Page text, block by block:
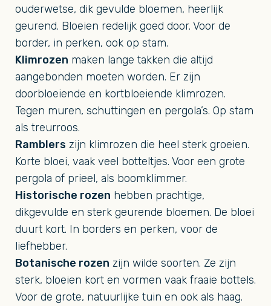
ouderwetse, dik gevulde bloemen, heerlijk
geurend. Bloeien redelijk goed door. Voor de
border, in perken, ook op stam.
Klimrozen maken lange takken die altijd
aangebonden moeten worden. Er zijn
doorbloeiende en kortbloeiende klimrozen.
Tegen muren, schuttingen en pergola’s. Op stam
als treurroos.
Ramblers zijn klimrozen die heel sterk groeien.
Korte bloei, vaak veel botteltjes. Voor een grote
pergola of prieel, als boomklimmer.
Historische rozen hebben prachtige,
dikgevulde en sterk geurende bloemen. De bloei
duurt kort. In borders en perken, voor de
liefhebber.
Botanische rozen zijn wilde soorten. Ze zijn
sterk, bloeien kort en vormen vaak fraaie bottels.
Voor de grote, natuurlijke tuin en ook als haag.